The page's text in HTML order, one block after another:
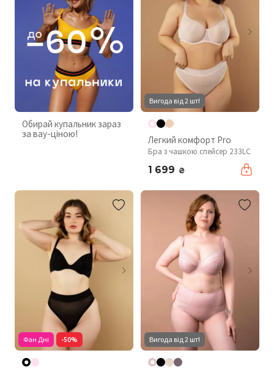
Обирай купальник зараз
за вау-ціною!
Вигода від 2 шт!
Легкий комфорт Pro
Бра з чашкою спейсер 233LC
1 699 ₴
Фан Дні -50% Вигода від 2 шт!